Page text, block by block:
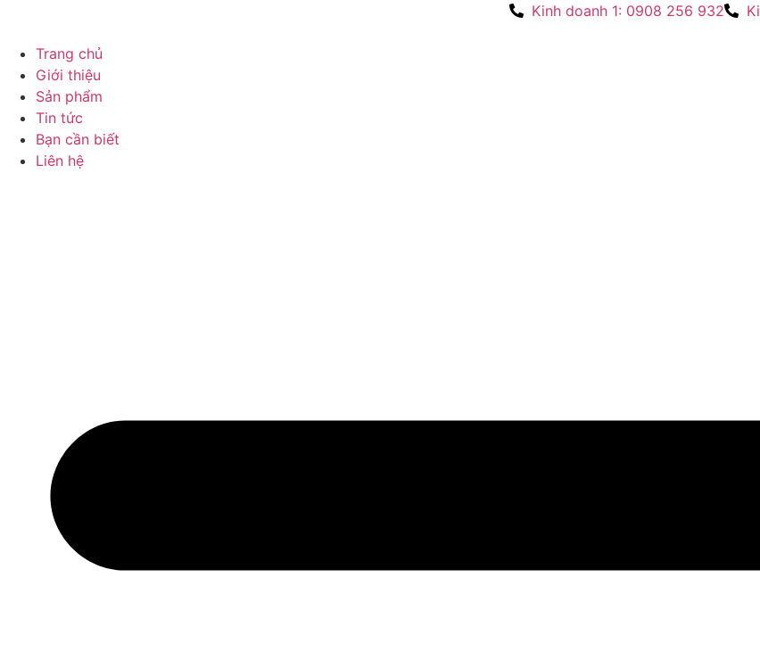
dung
Kinh doanh 1: 0908 256 932
Trang chủ
Giới thiệu
Sản phẩm
Tin tức
Bạn cần biết
Liên hệ